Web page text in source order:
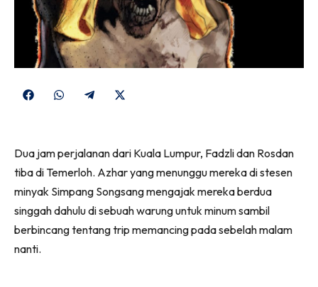
Share
Share
Share
(Twitter)
Dua jam perjalanan dari Kuala Lumpur, Fadzli dan Rosdan
tiba di Temerloh. Azhar yang menunggu mereka di stesen
minyak Simpang Songsang mengajak mereka berdua
singgah dahulu di sebuah warung untuk minum sambil
berbincang tentang trip memancing pada sebelah malam
nanti.